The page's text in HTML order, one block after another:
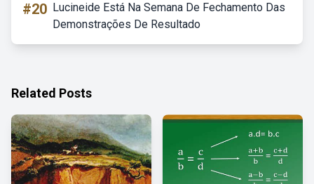
#20 Lucineide Está Na Semana De Fechamento Das
Demonstrações De Resultado
Related Posts